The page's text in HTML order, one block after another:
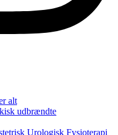
alt
udbrændte
Urologisk Fysioterapi